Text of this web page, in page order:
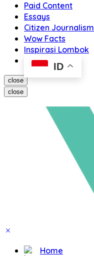
Paid Content
Essays
Citizen Journalism
Wow Facts
Inspirasi Lombok
ID
close
close
Home